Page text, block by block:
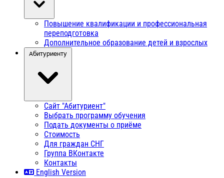
Повышение квалификации и профессиональная
переподготовка
Дополнительное образование детей и взрослых
Абитуриенту
Сайт "Абитуриент"
Выбрать программу обучения
Подать документы о приёме
Стоимость
Для граждан СНГ
Группа ВКонтакте
Контакты
English Version